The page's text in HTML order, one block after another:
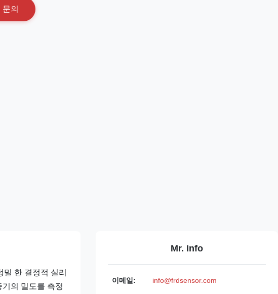
문의
한 결정적 실리
의 밀도를 측정
Mr. Info
이메일: info@frdsensor.com